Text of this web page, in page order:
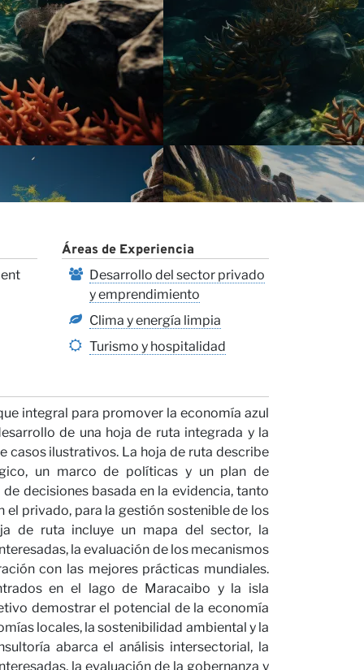
Áreas de Experiencia
Desarrollo del sector privado
y emprendimiento
Clima y energía limpia
Turismo y hospitalidad
integral para promover la economía azul
de una hoja de ruta integrada y la
casos ilustrativos. La hoja de ruta describe
un marco de políticas y un plan de
decisiones basada en la evidencia, tanto
el privado, para la gestión sostenible de los
de ruta incluye un mapa del sector, la
la evaluación de los mecanismos
con las mejores prácticas mundiales.
en el lago de Maracaibo y la isla
demostrar el potencial de la economía
locales, la sostenibilidad ambiental y la
abarca el análisis intersectorial, la
la evaluación de la gobernanza y